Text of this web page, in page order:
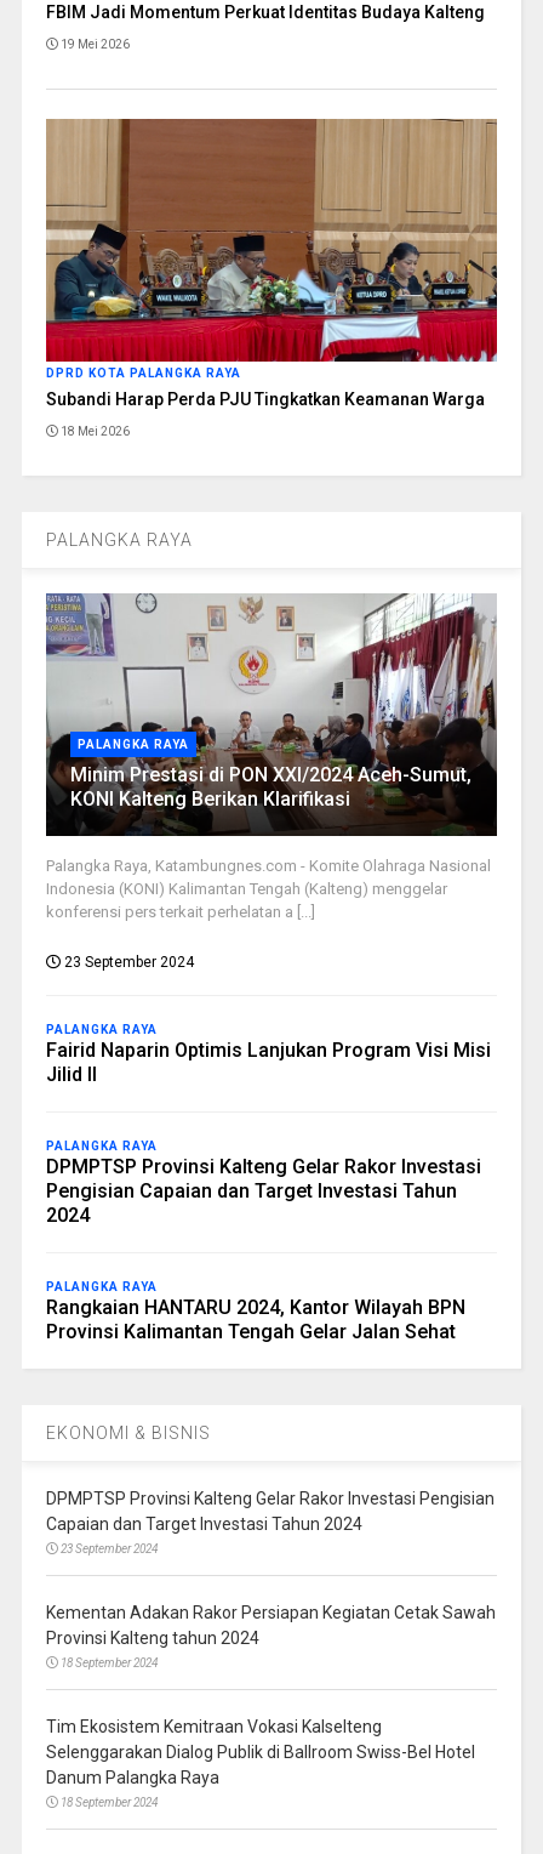
FBIM Jadi Momentum Perkuat Identitas Budaya Kalteng
19 Mei 2026
DPRD KOTA PALANGKA RAYA
Subandi Harap Perda PJU Tingkatkan Keamanan Warga
18 Mei 2026
PALANGKA RAYA
PALANGKA RAYA
Minim Prestasi di PON XXI/2024 Aceh-Sumut,
KONI Kalteng Berikan Klarifikasi
Palangka Raya, Katambungnes.com - Komite Olahraga Nasional
Indonesia (KONI) Kalimantan Tengah (Kalteng) menggelar
konferensi pers terkait perhelatan a [...]
23 September 2024
PALANGKA RAYA
Fairid Naparin Optimis Lanjukan Program Visi Misi
Jilid II
PALANGKA RAYA
DPMPTSP Provinsi Kalteng Gelar Rakor Investasi
Pengisian Capaian dan Target Investasi Tahun
2024
PALANGKA RAYA
Rangkaian HANTARU 2024, Kantor Wilayah BPN
Provinsi Kalimantan Tengah Gelar Jalan Sehat
EKONOMI & BISNIS
DPMPTSP Provinsi Kalteng Gelar Rakor Investasi Pengisian
Capaian dan Target Investasi Tahun 2024
23 September 2024
Kementan Adakan Rakor Persiapan Kegiatan Cetak Sawah
Provinsi Kalteng tahun 2024
18 September 2024
Tim Ekosistem Kemitraan Vokasi Kalselteng
Selenggarakan Dialog Publik di Ballroom Swiss-Bel Hotel
Danum Palangka Raya
18 September 2024